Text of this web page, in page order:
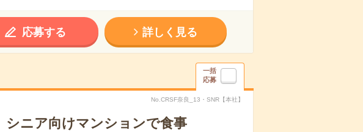
応募する 詳しく見る
一括
応募
No.CRSF奈良_13・SNR【本社】
シニア向けマンションで食事